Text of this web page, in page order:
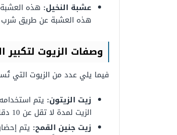
عشبة النخيل: هذه
هذه العشبة عن طريق شرب
وصفات الزيوت لتكبير
فيما يلي عدد من الزيوت التي
زيت الزيتون: يتم
الزيت لمدة لا تقل عن 10 دقائق مستمرة، وتُستخدم الوصفة مرة واحدة أو مرتين في اليوم.
زيت جنين القمح: يتم